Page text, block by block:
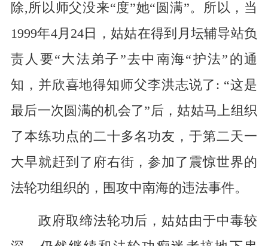
除,所以师父没来“度”她“圆满”。所以，当
1999年4月24日，姑姑在得到月坛辅导站负
责人要“大法弟子”去中南海“护法”的通
知，并欣喜地得知师父李洪志说了: “这是
最后一次圆满的机会了”后，姑姑马上组织
了本练功点的二十多名功友，于第二天一
大早就赶到了府右街，参加了震惊世界的
法轮功组织的，围攻中南海的违法事件。
政府取缔法轮功后，姑姑由于中毒较